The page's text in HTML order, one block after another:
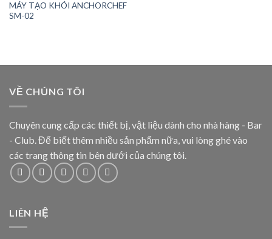
MÁY TẠO KHÓI ANCHORCHEF
SM-02
VỀ CHÚNG TÔI
Chuyên cung cấp các thiết bị, vật liệu dành cho nhà hàng - Bar
- Club. Để biết thêm nhiều sản phẩm nữa, vui lòng ghé vào
các trang thông tin bên dưới của chúng tôi.
LIÊN HỆ